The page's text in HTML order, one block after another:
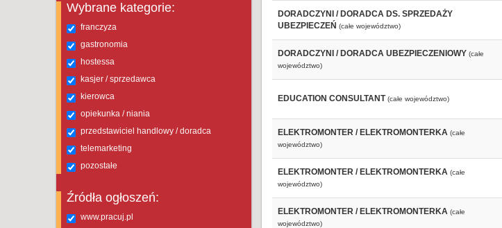
Wybrane kategorie:
franczyza
gastronomia
hostessa
kasjer / sprzedawca
kierowca
opiekunka / niania
przedstawiciel handlowy / doradca
telemarketing
pozostałe
Źródła ogłoszeń:
www.pracuj.pl
DORADCZYNI / DORADCA DS. SPRZEDAŻY
UBEZPIECZEŃ (całe województwo)
DORADCZYNI / DORADCA UBEZPIECZENIOWY (całe
województwo)
EDUCATION CONSULTANT (całe województwo)
ELEKTROMONTER / ELEKTROMONTERKA (całe
województwo)
ELEKTROMONTER / ELEKTROMONTERKA (całe
województwo)
ELEKTROMONTER / ELEKTROMONTERKA (całe
województwo)